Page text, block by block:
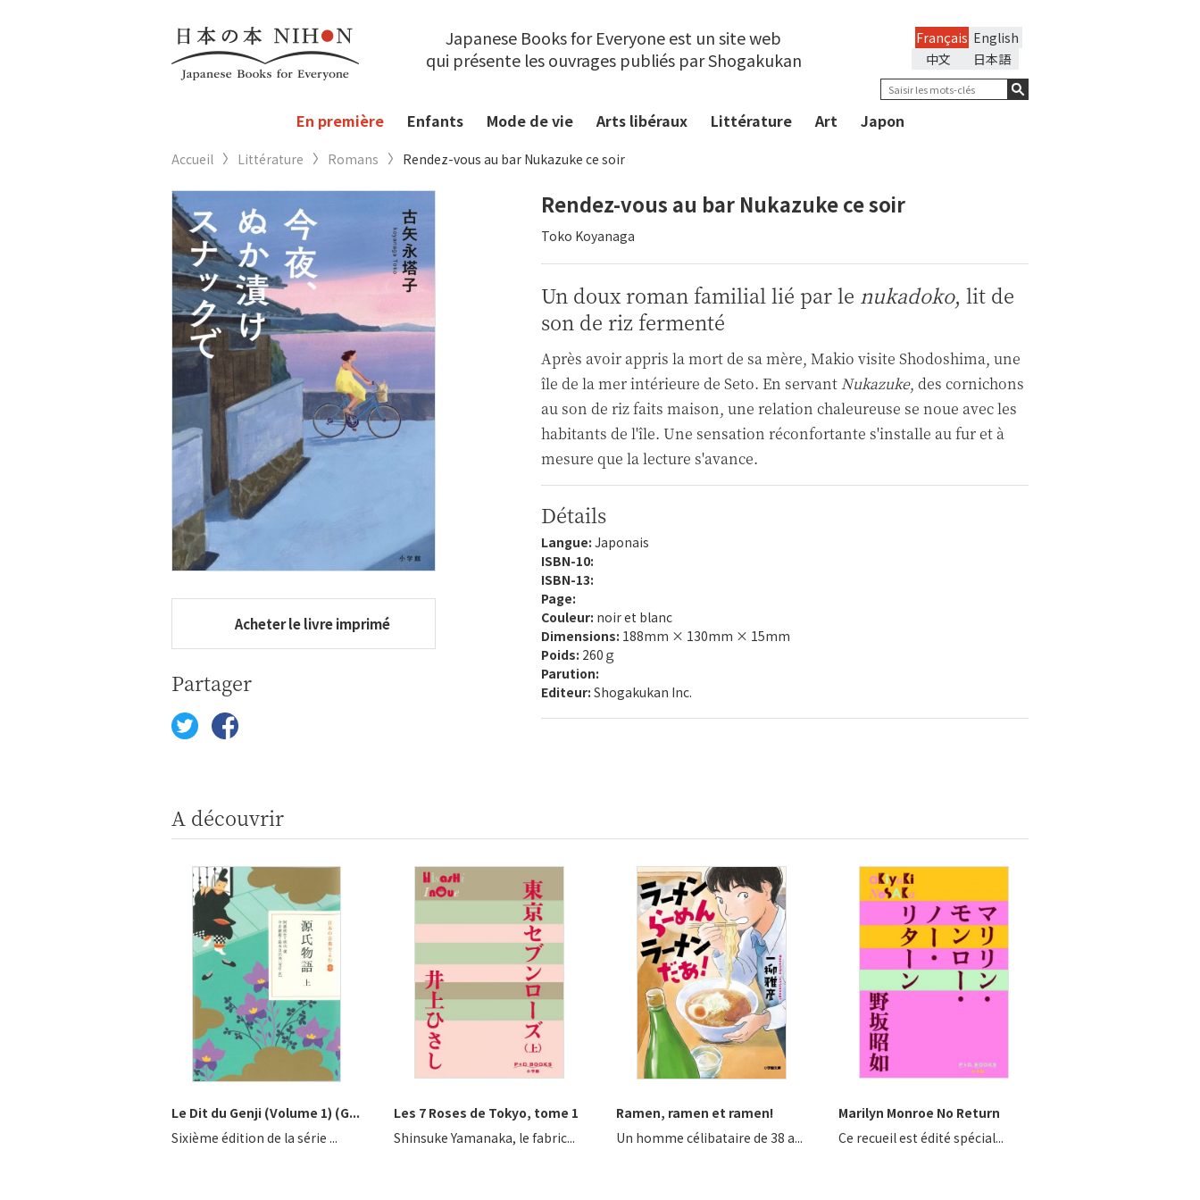
Japanese Books for Everyone est un site web
qui présente les ouvrages publiés par Shogakukan
English
Français
日本語
中文
En première Enfants Mode de vie Arts libéraux Littérature Art Japon
Accueil Littérature Romans Rendez-vous au bar Nukazuke ce soir
Rendez-vous au bar Nukazuke ce soir
Toko Koyanaga
Un doux roman familial lié par le nukadoko, lit de
son de riz fermenté
Après avoir appris la mort de sa mère, Makio visite Shodoshima, une
île de la mer intérieure de Seto. En servantNukazuke, des cornichons
au son de riz faits maison, une relation chaleureuse se noue avec les
habitants de l'île. Une sensation réconfortante s'installe au fur et à
mesure que la lecture s'avance.
Détails
Langue: Japonais
ISBN-10:
ISBN-13:
Page:
Couleur: noir et blanc
Dimensions: 188mm × 130mm × 15mm
Poids: 260ｇ
Parution:
Editeur: Shogakukan Inc.
Acheter le livre imprimé
Partager
A découvrir
Le Dit du Genji (Volume 1) (G...
Sixième édition de la série ...
Les 7 Roses de Tokyo, tome 1
Shinsuke Yamanaka, le fabric...
Ramen, ramen et ramen!
Un homme célibataire de 38 a...
Marilyn Monroe No Return
Ce recueil est édité spécial...